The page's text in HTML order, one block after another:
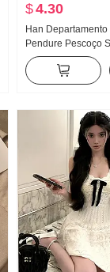
$4.30
Han
Pendure Pescoço
Colete feminino
Sem mangas Chic
Efeito emagrecedor